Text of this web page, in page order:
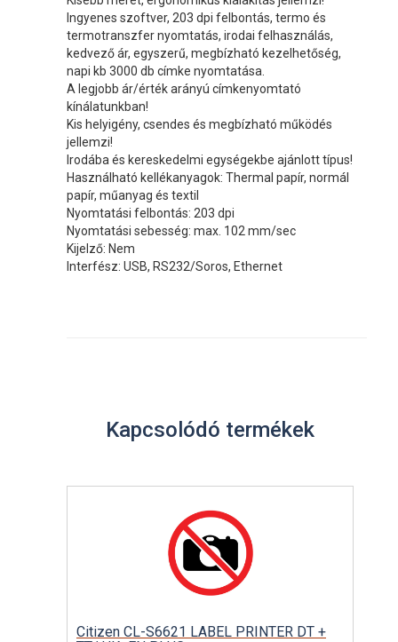
Ingyenes szoftver, 203 dpi felbontás, termo és
termotranszfer nyomtatás, irodai felhasználás,
kedvező ár, egyszerű, megbízható kezelhetőség,
napi kb 3000 db címke nyomtatása.
A legjobb ár/érték arányú címkenyomtató
kínálatunkban!
Kis helyigény, csendes és megbízható működés
jellemzi!
Irodába és kereskedelmi egységekbe ajánlott típus!
Használható kellékanyagok: Thermal papír, normál
papír, műanyag és textil
Nyomtatási felbontás: 203 dpi
Nyomtatási sebesség: max. 102 mm/sec
Kijelző: Nem
Interfész: USB, RS232/Soros, Ethernet
Kapcsolódó termékek
Citizen CL-S6621 LABEL PRINTER DT +